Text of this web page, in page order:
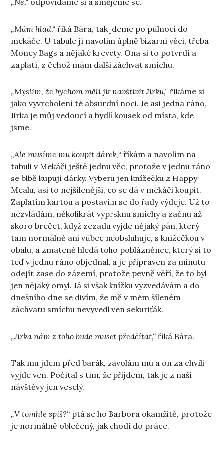
„Ne,“ odpovídáme si a smějeme se.
„Mám hlad,“říká Bára, tak jdeme po půlnoci do
mekáče. U tabule jí navolím úplně bizarní věci, třeba
Money Bags a nějaké krevety. Ona si to potvrdí a
zaplatí, z čehož mám další záchvat smíchu.
„Myslím, že bychom měli jít navštívit Jirku,“ říkáme si
jako vyvrcholení té absurdní noci. Je asi jedna ráno,
Jirka je můj vedoucí a bydlí kousek od místa, kde
jsme.
„Ale musíme mu koupit dárek,“ říkám a navolím na
tabuli v Mekáči ještě jednu věc, protože v jednu ráno
se blbě kupují dárky. Vyberu jen knížečku z Happy
Mealu, asi to nejšílenější, co se dá v mekáči koupit.
Zaplatím kartou a postavím se do řady výdeje. Už to
nezvládám, několikrát vyprsknu smíchy a začnu až
skoro brečet, když zezadu vyjde nějaký pán, který
tam normálně ani vůbec neobsluhuje, s knížečkou v
obalu, a zmateně hledá toho poblázněnce, který si to
teď v jednu ráno objednal, a je připraven za minutu
odejít zase do zázemí, protože pevně věří, že to byl
jen nějaký omyl. Já si však knížku vyzvedávám a do
dnešního dne se divím, že mě v mém šíleném
záchvatu smíchu nevyvedl ven sekuriťák.
„Jirka nám z toho bude muset předčítat,“říká Bára.
Tak mu jdem před barák, zavolám mu a on za chvíli
vyjde ven. Počítal s tím, že přijdem, tak je z naší
návštěvy jen veselý.
„V tomhle spíš?“ ptá se ho Barbora okamžitě, protože
je normálně oblečený, jak chodí do práce.